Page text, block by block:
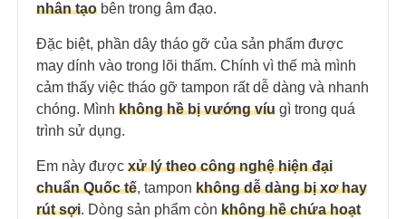
nhân tạo bên trong âm đạo.
Đặc biệt, phần dây tháo gỡ của sản phẩm được
may dính vào trong lõi thấm. Chính vì thế mà mình
cảm thấy việc tháo gỡ tampon rất dễ dàng và nhanh
chóng. Mình không hề bị vướng víu gì trong quá
trình sử dụng.
Em này được xử lý theo công nghệ hiện đại
chuẩn Quốc tế, tampon không dễ dàng bị xơ hay
rút sợi. Dòng sản phẩm còn không hề chứa hoạt